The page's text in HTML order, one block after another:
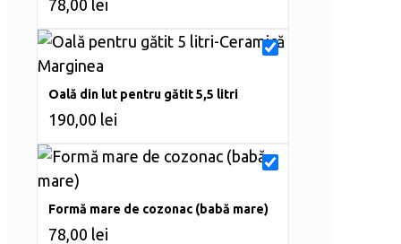
78,00 lei
Oală din lut pentru gătit 5,5 litri
190,00 lei
Formă mare de cozonac (babă mare)
78,00 lei